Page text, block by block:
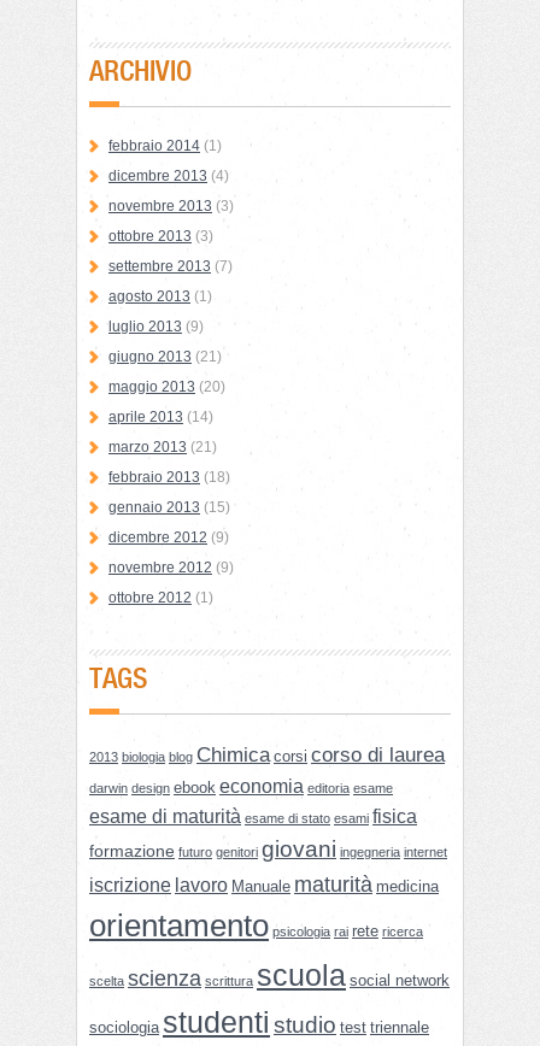
ARCHIVIO
febbraio 2014 (1)
dicembre 2013 (4)
novembre 2013 (3)
ottobre 2013 (3)
settembre 2013 (7)
agosto 2013 (1)
luglio 2013 (9)
giugno 2013 (21)
maggio 2013 (20)
aprile 2013 (14)
marzo 2013 (21)
febbraio 2013 (18)
gennaio 2013 (15)
dicembre 2012 (9)
novembre 2012 (9)
ottobre 2012 (1)
TAGS
2013 biologia blog Chimica corsi corso di laurea
darwin design ebook economia editoria esame
esame di maturità esame di stato esami fisica
formazione futuro genitori giovani ingegneria internet
iscrizione lavoro Manuale maturità medicina
orientamento psicologia rai rete ricerca
scelta scienza scrittura scuola social network
sociologia studenti studio test triennale